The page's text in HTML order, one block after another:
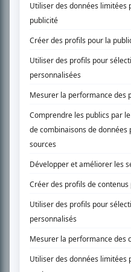
SUR LE RÉSEAU BIZZ MÉDIA
PLAN DU SITE
Accueil
Liste des oeuvres
Recherche avancée
À propos
Nous contacter
Termes et conditions
Politique de confidentialité
Gestion du consentement